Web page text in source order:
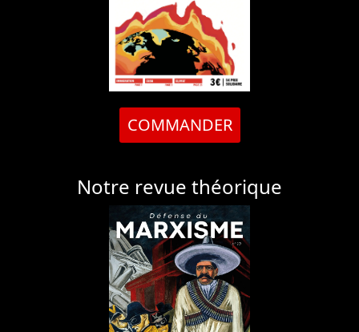
COMMANDER
Notre revue théorique